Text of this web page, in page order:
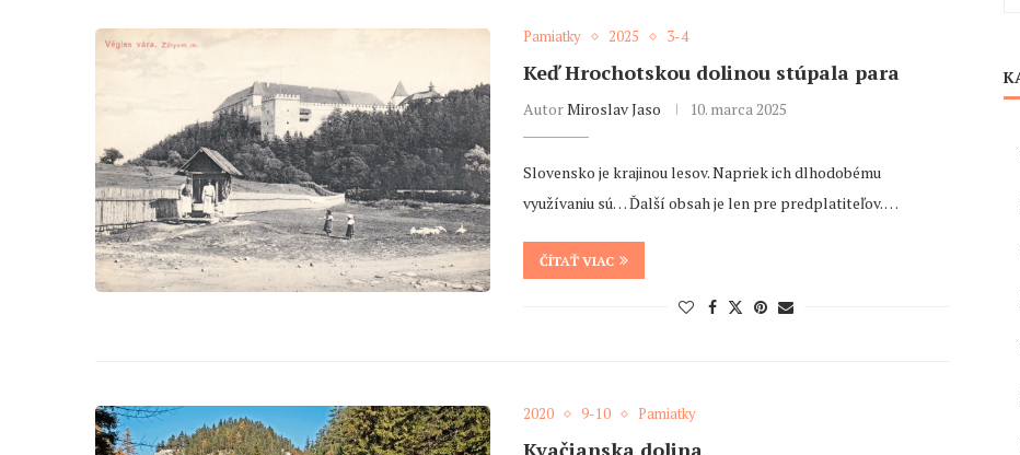
Pamiatky 2025 3-4
Keď Hrochotskou dolinou stúpala para
AutorMiroslav Jaso 10. marca 2025
Slovensko je krajinou lesov. Napriek ich dlhodobému
využívaniu sú… Ďalší obsah je len pre predplatiteľov. …
ČÍTAŤ VIAC
2020 9-10 Pamiatky
Kvačianska dolina